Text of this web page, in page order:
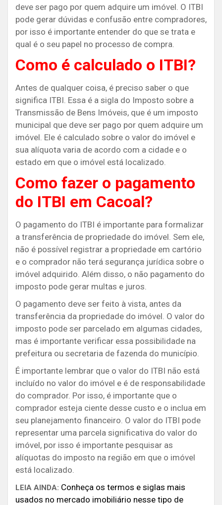
deve ser pago por quem adquire um imóvel. O ITBI
pode gerar dúvidas e confusão entre compradores,
por isso é importante entender do que se trata e
qual é o seu papel no processo de compra.
Como é calculado o ITBI?
Antes de qualquer coisa, é preciso saber o que
significa ITBI. Essa é a sigla do Imposto sobre a
Transmissão de Bens Imóveis, que é um imposto
municipal que deve ser pago por quem adquire um
imóvel. Ele é calculado sobre o valor do imóvel e
sua alíquota varia de acordo com a cidade e o
estado em que o imóvel está localizado.
Como fazer o pagamento
do ITBI em Cacoal?
O pagamento do ITBI é importante para formalizar
a transferência de propriedade do imóvel. Sem ele,
não é possível registrar a propriedade em cartório
e o comprador não terá segurança jurídica sobre o
imóvel adquirido. Além disso, o não pagamento do
imposto pode gerar multas e juros.
O pagamento deve ser feito à vista, antes da
transferência da propriedade do imóvel. O valor do
imposto pode ser parcelado em algumas cidades,
mas é importante verificar essa possibilidade na
prefeitura ou secretaria de fazenda do município.
É importante lembrar que o valor do ITBI não está
incluído no valor do imóvel e é de responsabilidade
do comprador. Por isso, é importante que o
comprador esteja ciente desse custo e o inclua em
seu planejamento financeiro. O valor do ITBI pode
representar uma parcela significativa do valor do
imóvel, por isso é importante pesquisar as
alíquotas do imposto na região em que o imóvel
está localizado.
LEIA AINDA: Conheça os termos e siglas mais
usados no mercado imobiliário nesse tipo de